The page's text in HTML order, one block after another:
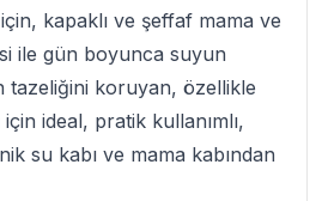
kapaklı ve şeffaf mama ve
ile gün boyunca suyun
tazeliğini koruyan, özellikle
ideal, pratik kullanımlı,
su kabı ve mama kabından